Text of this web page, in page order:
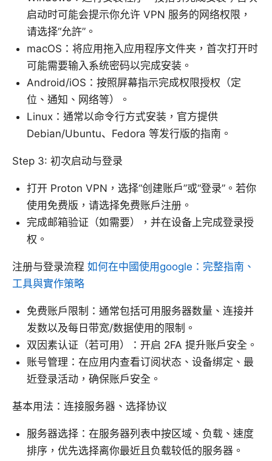
启动时可能会提示你允许 VPN 服务的网络权限，
请选择“允許”。
macOS：将应用拖入应用程序文件夹，首次打开时
可能需要输入系统密码以完成安装。
Android/iOS：按照屏幕指示完成权限授权（定
位、通知、网络等）。
Linux：通常以命令行方式安装，官方提供
Debian/Ubuntu、Fedora 等发行版的指南。
Step 3: 初次启动与登录
打开 Proton VPN，选择“创建账户”或“登录”。若你
使用免费版，请选择免费账户注册。
完成邮箱验证（如需要），并在设备上完成登录授
权。
注册与登录流程 如何在中國使用google：完整指南、
工具與實作策略
免费账户限制：通常包括可用服务器数量、连接并
发数以及每日带宽/数据使用的限制。
双因素认证（若可用）：开启 2FA 提升账户安全。
账号管理：在应用内查看订阅状态、设备绑定、最
近登录活动，确保账户安全。
基本用法：连接服务器、选择协议
服务器选择：在服务器列表中按区域、负载、速度
排序，优先选择离你最近且负载较低的服务器。